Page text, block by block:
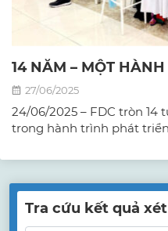
14 NĂM – MỘT
27/06/2025
24/06/2025 – FDC tròn
trong hành trình phát
Tra cứu kết quả